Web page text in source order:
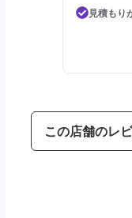
見積もり
この店舗のレ